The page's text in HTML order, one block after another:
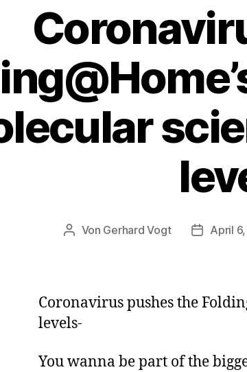
Beitragsautor
Von Gerhard Vogt April
Coronavirus pushes the
levels-
You wanna be part of the